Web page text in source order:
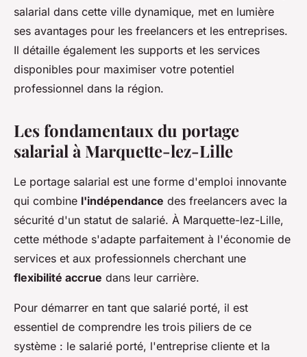
salarial dans cette ville dynamique, met en lumière
ses avantages pour les freelancers et les entreprises.
Il détaille également les supports et les services
disponibles pour maximiser votre potentiel
professionnel dans la région.
Les fondamentaux du portage
salarial à Marquette-lez-Lille
Le portage salarial est une forme d'emploi innovante
qui combine l'indépendance des freelancers avec la
sécurité d'un statut de salarié. À Marquette-lez-Lille,
cette méthode s'adapte parfaitement à l'économie de
services et aux professionnels cherchant une
flexibilité accrue dans leur carrière.
Pour démarrer en tant que salarié porté, il est
essentiel de comprendre les trois piliers de ce
système : le salarié porté, l'entreprise cliente et la